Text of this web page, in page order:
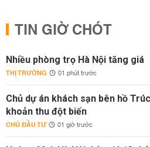
TIN GIỜ CHÓT
Nhiều phòng trọ Hà Nội tăng giá
THỊ TRƯỜNG 01 phút trước
Chủ dự án khách sạn bên hồ
khoản thu đột biến
CHỦ ĐẦU TƯ 01 giờ trước